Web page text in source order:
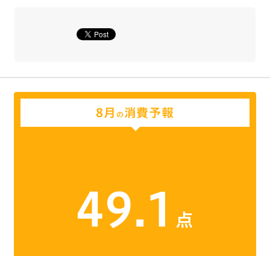
8月 の消費予報
49.1 点